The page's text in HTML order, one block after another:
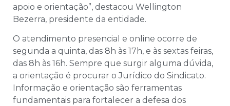
apoio e orientação”, destacou Wellington
Bezerra, presidente da entidade.
O atendimento presencial e online ocorre de
segunda a quinta, das 8h às 17h, e às sextas feiras,
das 8h às 16h. Sempre que surgir alguma dúvida,
a orientação é procurar o Jurídico do Sindicato.
Informação e orientação são ferramentas
fundamentais para fortalecer a defesa dos